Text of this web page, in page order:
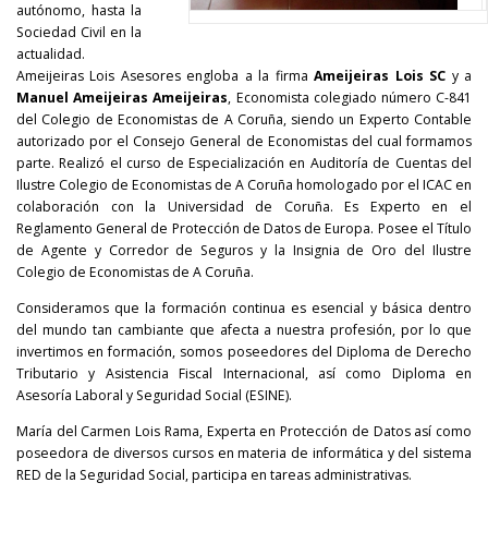
autónomo, hasta la
Sociedad Civil en la
actualidad.
Ameijeiras Lois Asesores engloba a la firmaAmeijeiras Lois SC y a
Manuel Ameijeiras Ameijeiras, Economista colegiado número C-841
del Colegio de Economistas de A Coruña, siendo un Experto Contable
autorizado por el Consejo General de Economistas del cual formamos
parte. Realizó el curso de Especialización en Auditoría de Cuentas del
Ilustre Colegio de Economistas de A Coruña homologado por el ICAC en
colaboración con la Universidad de Coruña. Es Experto en el
Reglamento General de Protección de Datos de Europa. Posee el Título
de Agente y Corredor de Seguros y la Insignia de Oro del Ilustre
Colegio de Economistas de A Coruña.
Consideramos que la formación continua es esencial y básica dentro
del mundo tan cambiante que afecta a nuestra profesión, por lo que
invertimos en formación, somos poseedores del Diploma de Derecho
Tributario y Asistencia Fiscal Internacional, así como Diploma en
Asesoría Laboral y Seguridad Social (ESINE).
María del Carmen Lois Rama, Experta en Protección de Datos así como
poseedora de diversos cursos en materia de informática y del sistema
RED de la Seguridad Social, participa en tareas administrativas.